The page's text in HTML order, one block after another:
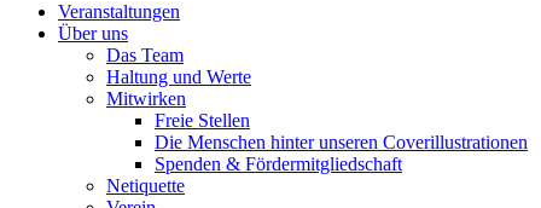
Veranstaltungen
Über uns
Das Team
Haltung und Werte
Mitwirken
Freie Stellen
Die Menschen hinter unseren Coverillustrationen
Spenden & Fördermitgliedschaft
Netiquette